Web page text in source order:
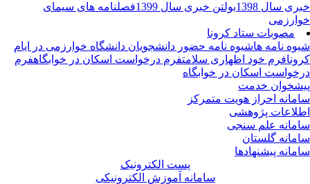
سال 1398
بولتن خبری سال 1399
فصلنامه های سیمای
مصوبات ستاد کرونا
نامه هاشیوه نامه حضور دانشجویان دانشگاه خوارزمی در ایام
فرم خود اظهاری سلامتفرم درخواست اسکان در خوابگاهفرم
اسکان در خوابگاه
خدمت
احراز هویت متمرکز
پژوهشی
علم سنجی
گلستان
پیشنهادها
پست الکترونیک
سامانه آموزش الکترونیکی